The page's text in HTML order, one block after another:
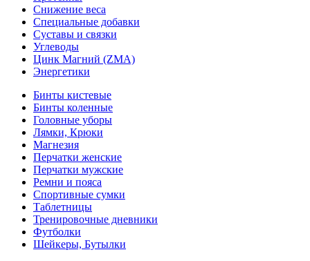
Снижение веса
Специальные добавки
Суставы и связки
Углеводы
Цинк Магний (ZMA)
Энергетики
Бинты кистевые
Бинты коленные
Головные уборы
Лямки, Крюки
Магнезия
Перчатки женские
Перчатки мужские
Ремни и пояса
Спортивные сумки
Таблетницы
Тренировочные дневники
Футболки
Шейкеры, Бутылки